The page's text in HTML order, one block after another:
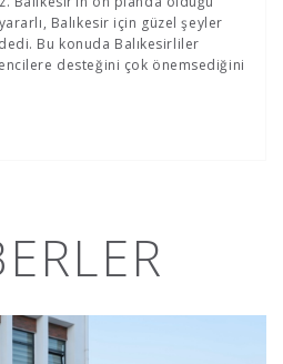
Balıkesir için güzel şeyler
Bu konuda Balıkesirliler
desteğini çok önemsediğini